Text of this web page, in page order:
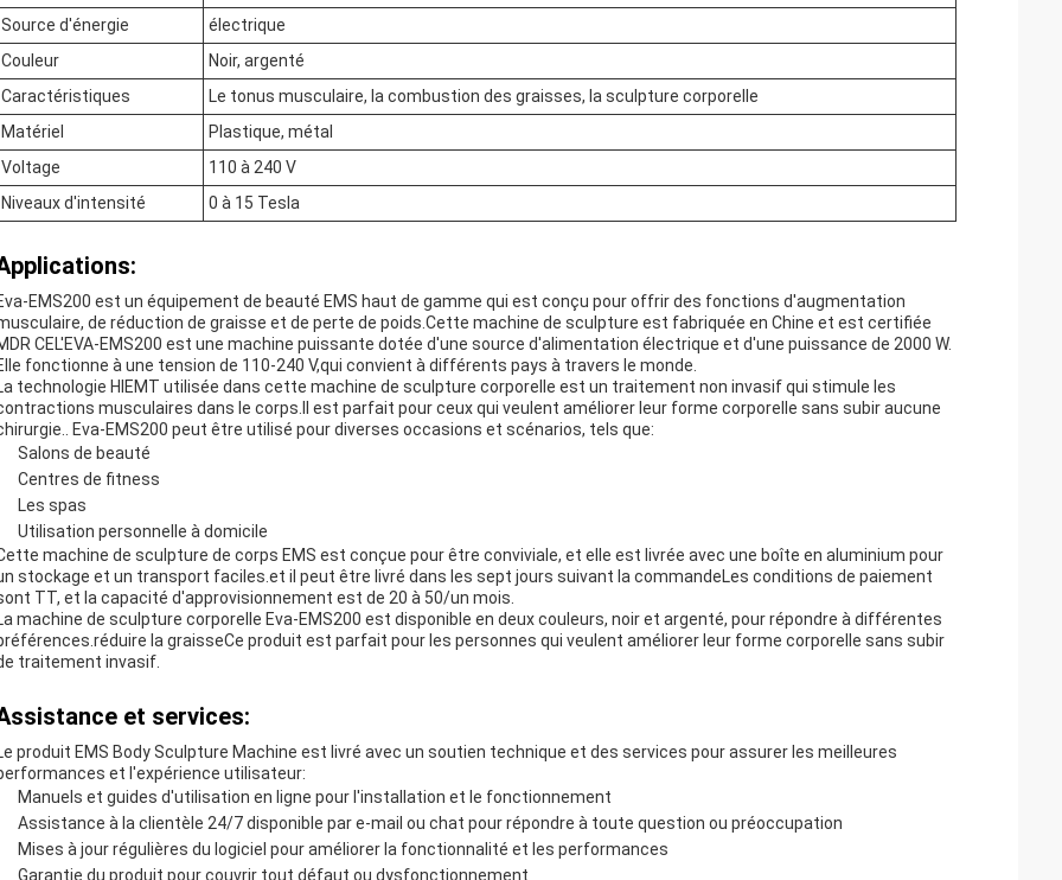
Source d'énergie
électrique
Couleur
Noir, argenté
Caractéristiques
Le tonus musculaire, la combustion des graisses, la sculpture corporelle
Matériel
Plastique, métal
Voltage
110 à 240 V
Niveaux d'intensité
0 à 15 Tesla
EMS200 est un équipement de beauté EMS haut de gamme qui est conçu pour offrir des fonctions d'augmentation
de réduction de graisse et de perte de poids.Cette machine de sculpture est fabriquée en Chine et est certifiée
CEL'EVA-EMS200 est une machine puissante dotée d'une source d'alimentation électrique et d'une puissance de 2000 W.
fonctionne à une tension de 110-240 V,qui convient à différents pays à travers le monde.
technologie HIEMT utilisée dans cette machine de sculpture corporelle est un traitement non invasif qui stimule les
musculaires dans le corps.Il est parfait pour ceux qui veulent améliorer leur forme corporelle sans subir aucune
Eva-EMS200 peut être utilisé pour diverses occasions et scénarios, tels que:
Salons de beauté
Centres de fitness
Les spas
Utilisation personnelle à domicile
machine de sculpture de corps EMS est conçue pour être conviviale, et elle est livrée avec une boîte en aluminium pour
stockage et un transport faciles.et il peut être livré dans les sept jours suivant la commandeLes conditions de paiement
TT, et la capacité d'approvisionnement est de 20 à 50/un mois.
machine de sculpture corporelle Eva-EMS200 est disponible en deux couleurs, noir et argenté, pour répondre à différentes
la graisseCe produit est parfait pour les personnes qui veulent améliorer leur forme corporelle sans subir
traitement invasif.
et services:
produit EMS Body Sculpture Machine est livré avec un soutien technique et des services pour assurer les meilleures
et l'expérience utilisateur:
Manuels et guides d'utilisation en ligne pour l'installation et le fonctionnement
Assistance à la clientèle 24/7 disponible par e-mail ou chat pour répondre à toute question ou préoccupation
Mises à jour régulières du logiciel pour améliorer la fonctionnalité et les performances
Garantie du produit pour couvrir tout défaut ou dysfonctionnement